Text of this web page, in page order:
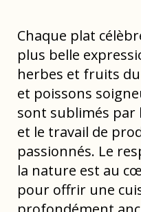
Chaque plat
plus belle
herbes et fruits
et poissons
sont sublimés par
et le travail de
passionnés. Le
la nature est au
pour offrir une